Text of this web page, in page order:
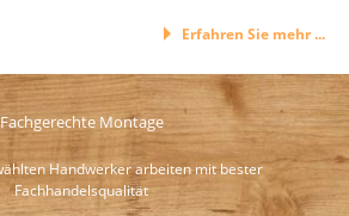
Erfahren Sie mehr ...
Fachgerechte Montage
Handwerker arbeiten mit bester
Fachhandelsqualität